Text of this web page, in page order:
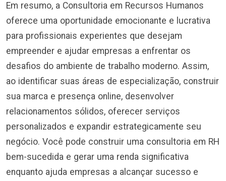
Em resumo, a Consultoria em Recursos Humanos
oferece uma oportunidade emocionante e lucrativa
para profissionais experientes que desejam
empreender e ajudar empresas a enfrentar os
desafios do ambiente de trabalho moderno. Assim,
ao identificar suas áreas de especialização, construir
sua marca e presença online, desenvolver
relacionamentos sólidos, oferecer serviços
personalizados e expandir estrategicamente seu
negócio. Você pode construir uma consultoria em RH
bem-sucedida e gerar uma renda significativa
enquanto ajuda empresas a alcançar sucesso e